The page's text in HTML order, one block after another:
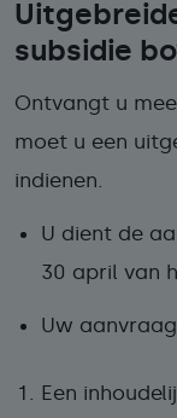
subsidie
Ontvangt u
moet u een
indienen.
U dient de
30 april van
Uw
Een